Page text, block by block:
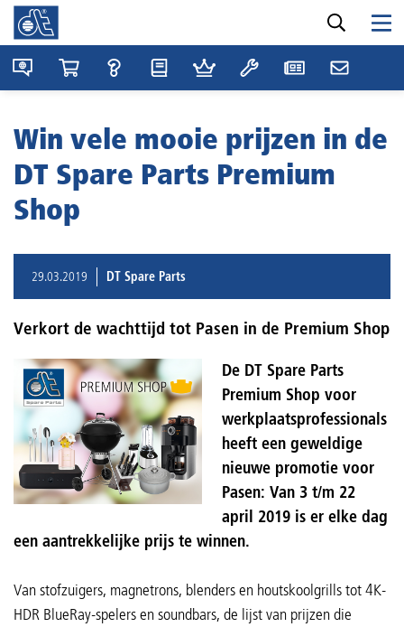
Win vele mooie prijzen in de
DT Spare Parts Premium
Shop
29.03.2019 DT Spare Parts
Verkort de wachttijd tot Pasen in de Premium Shop
De DT Spare Parts
Premium Shop voor
werkplaatsprofessionals
heeft een geweldige
nieuwe promotie voor
Pasen: Van 3 t/m 22
april 2019 is er elke dag
een aantrekkelijke prijs te winnen.
Van stofzuigers, magnetrons, blenders en houtskoolgrills tot 4K-
HDR BlueRay-spelers en soundbars, de lijst van prijzen die